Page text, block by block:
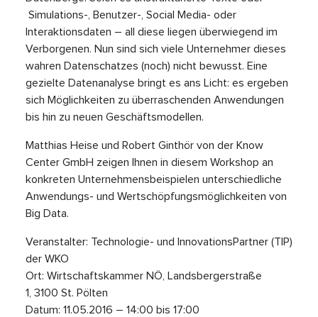
Simulations-, Benutzer-, Social Media- oder
Interaktionsdaten – all diese liegen überwiegend im
Verborgenen. Nun sind sich viele Unternehmer dieses
wahren Datenschatzes (noch) nicht bewusst. Eine
gezielte Datenanalyse bringt es ans Licht: es ergeben
sich Möglichkeiten zu überraschenden Anwendungen
bis hin zu neuen Geschäftsmodellen.
Matthias Heise und Robert Ginthör von der Know
Center GmbH zeigen Ihnen in diesem Workshop an
konkreten Unternehmensbeispielen unterschiedliche
Anwendungs- und Wertschöpfungsmöglichkeiten von
Big Data.
Veranstalter: Technologie- und InnovationsPartner (TIP)
der WKO
Ort: Wirtschaftskammer NÖ, Landsbergerstraße
1, 3100 St. Pölten
Datum: 11.05.2016 – 14:00 bis 17:00